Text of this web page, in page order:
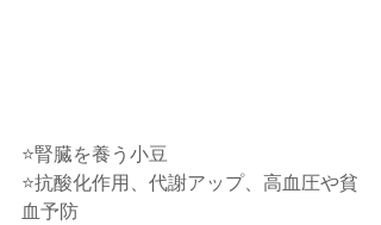
⭐腎臓を養う小豆
⭐抗酸化作用、代謝アップ、高血圧や貧
血予防